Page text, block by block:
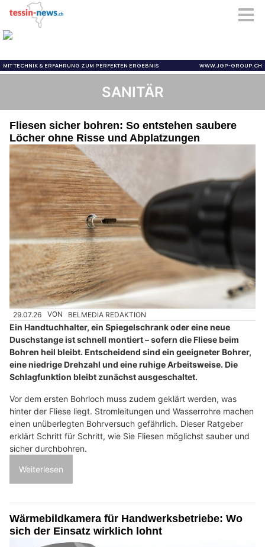
SANITÄR
Fliesen sicher bohren: So entstehen saubere
Löcher ohne Risse und Abplatzungen
29.07.26 VON BELMEDIA REDAKTION
Ein Handtuchhalter, ein Spiegelschrank oder eine neue
Duschstange ist schnell montiert – sofern die Fliese beim
Bohren heil bleibt. Entscheidend sind ein geeigneter Bohrer,
eine niedrige Drehzahl und eine ruhige Arbeitsweise. Die
Schlagfunktion bleibt zunächst ausgeschaltet.
Vor dem ersten Bohrloch muss zudem geklärt werden, was
hinter der Fliese liegt. Stromleitungen und Wasserrohre machen
einen unüberlegten Bohrversuch gefährlich. Dieser Ratgeber
erklärt Schritt für Schritt, wie Sie Fliesen möglichst sauber und
sicher durchbohren.
Weiterlesen
Wärmebildkamera für Handwerksbetriebe: Wo
sich der Einsatz wirklich lohnt